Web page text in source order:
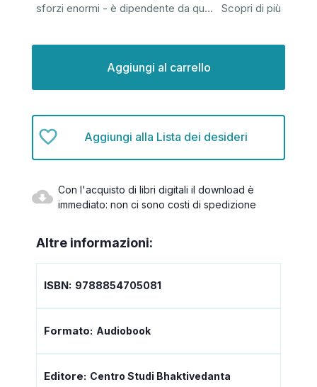
sforzi enormi - è dipendente da qu... Scopri di più
Aggiungi alla Lista dei desideri
Con l'acquisto di libri digitali il download è
immediato: non ci sono costi di spedizione
Altre informazioni:
ISBN: 9788854705081
Formato: Audiobook
Editore: Centro Studi Bhaktivedanta